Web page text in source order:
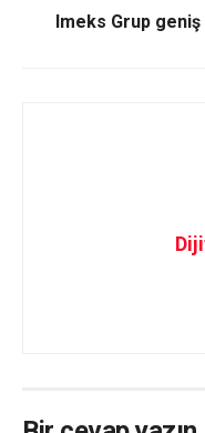
Imeks Grup